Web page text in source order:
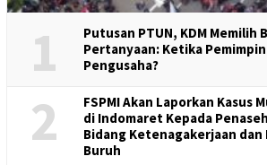
1
Putusan PTUN, KDM Memilih
Pertanyaan: Ketika
Pengusaha?
2
FSPMI Akan Laporkan Kasus
di Indomaret Kepada
Bidang Ketenagakerjaan
Buruh